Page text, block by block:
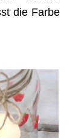
die Farbe